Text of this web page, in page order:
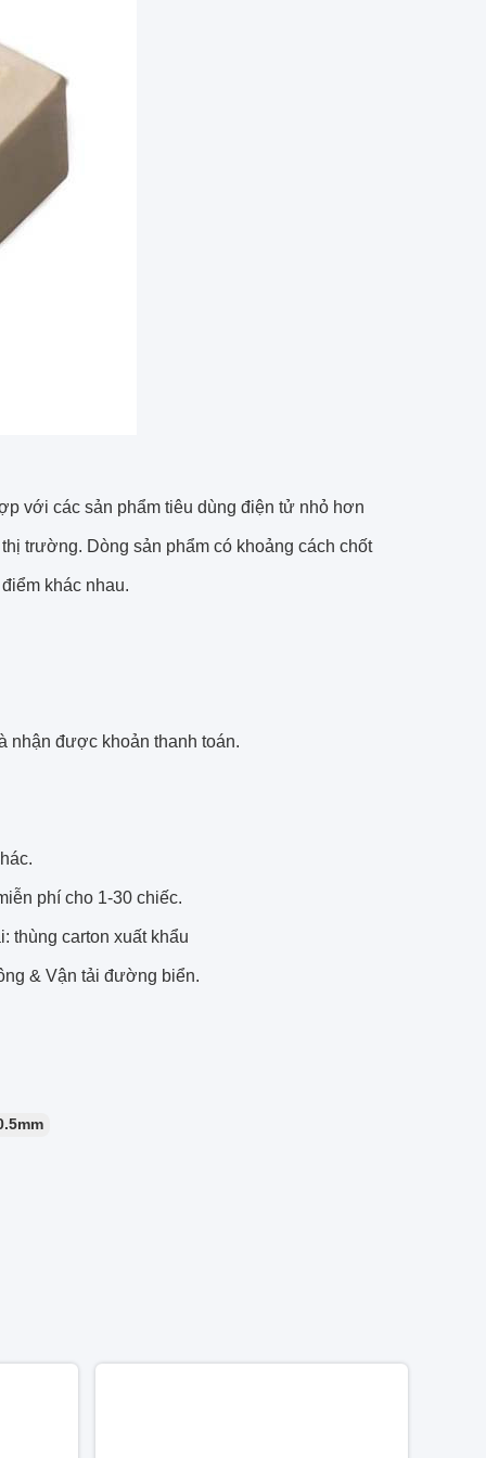
với các sản phẩm tiêu dùng điện tử nhỏ hơn
trường. Dòng sản phẩm có khoảng cách chốt
khác nhau.
nhận được khoản thanh toán.
phí cho 1-30 chiếc.
thùng carton xuất khẩu
& Vận tải đường biển.